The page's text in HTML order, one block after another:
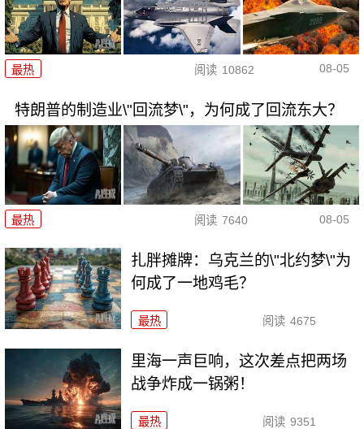
最热 阅读 10862 08-05
特朗普的制造业\"回流梦\"，为何成了回流东大？
最热 阅读 7640 08-05
扎胖摊牌：乌克兰的\"北约梦\"为
何成了一地鸡毛？
最热 阅读 4675
里海一声巨响，这次差点把两场
战争炸成一锅粥！
最热 阅读 9351